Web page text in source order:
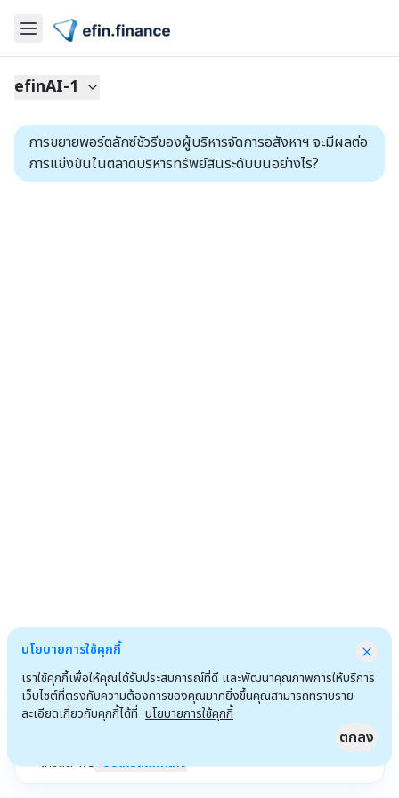
efinAI-1
การขยายพอร์ตลักซ์ชัวรีของผู้บริหารจัดการอสังหาฯ จะมีผลต่อ
การแข่งขันในตลาดบริหารทรัพย์สินระดับบนอย่างไร?
เครดิต1/3 อัปเกรดแพ็กเกจ
นโยบายการใช้คุกกี้
เราใช้คุกกี้เพื่อให้คุณได้รับประสบการณ์ที่ดี และพัฒนาคุณภาพการให้บริการ
เว็บไซต์ที่ตรงกับความต้องการของคุณมากยิ่งขึ้นคุณสามารถทราบราย
ละเอียดเกี่ยวกับคุกกี้ได้ที่ นโยบายการใช้คุกกี้
ตกลง